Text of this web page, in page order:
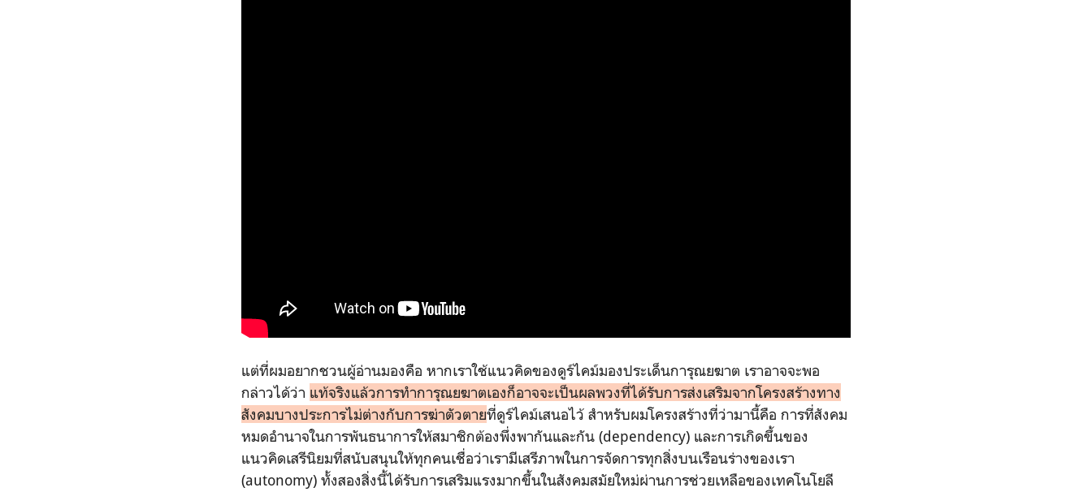
แต่ที่ผมอยากชวนผู้อ่านมองคือ หากเราใช้แนวคิดของดูร์ไคม์มองประเด็นการุณยฆาต เราอาจจะพอ
กล่าวได้ว่า แท้จริงแล้วการทำการุณยฆาตเองก็อาจจะเป็นผลพวงที่ได้รับการส่งเสริมจากโครงสร้างทาง
สังคมบางประการไม่ต่างกับการฆ่าตัวตายที่ดูร์ไคม์เสนอไว้ สำหรับผมโครงสร้างที่ว่ามานี้คือ การที่สังคม
หมดอำนาจในการพันธนาการให้สมาชิกต้องพึ่งพากันและกัน (dependency) และการเกิดขึ้นของ
แนวคิดเสรีนิยมที่สนับสนุนให้ทุกคนเชื่อว่าเรามีเสรีภาพในการจัดการทุกสิ่งบนเรือนร่างของเรา
(autonomy) ทั้งสองสิ่งนี้ได้รับการเสริมแรงมากขึ้นในสังคมสมัยใหม่ผ่านการช่วยเหลือของเทคโนโยลี